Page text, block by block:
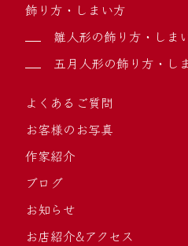
飾り方・しまい方
雛人形の飾り方・しま
五月人形の飾り方・し
よくあるご質問
お客様のお写真
作家紹介
ブログ
お知らせ
お店紹介&アクセス